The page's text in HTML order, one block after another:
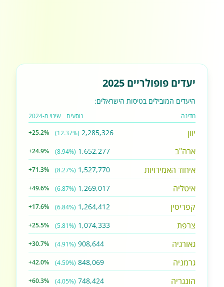
יעדים פופולריים 2025
היעדים המובילים בטיסות הישראלים:
מדינה נוסעים שינוי מ-2024
יוון 2,285,326
(12.37%)
+25.2%
ארה"ב 1,652,277
(8.94%)
+24.9%
איחוד האמירויות 1,527,770
(8.27%)
+71.3%
איטליה 1,269,017
(6.87%)
+49.6%
קפריסין 1,264,412
(6.84%)
+17.6%
צרפת 1,074,333
(5.81%)
+25.5%
גאורגיה 908,644
(4.91%)
+30.7%
גרמניה 848,069
(4.59%)
+42.0%
הונגריה 748,424
(4.05%)
+60.3%